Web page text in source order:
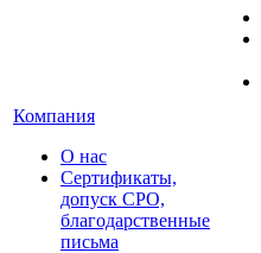
Компания
О нас
Сертификаты,
допуск СРО,
благодарственные
письма